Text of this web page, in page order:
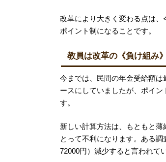
改革により大きく変わる点は
ポイント制になることです。
教員は改革の《負け組み
今までは、民間の年金受給額
ースにしていましたが、ポイ
す。
新しい計算方法は、もともと
とって不利になります。ある
72000円）減少すると言われて